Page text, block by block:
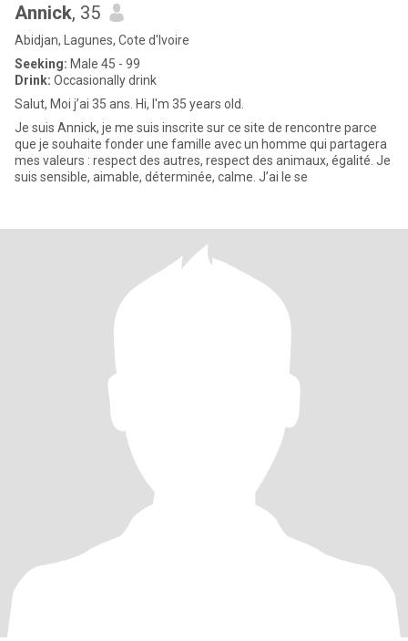
Annick, 35
Abidjan, Lagunes, Cote d'Ivoire
Seeking: Male 45 - 99
Drink: Occasionally drink
Salut, Moi j’ai 35 ans. Hi, I'm 35 years old.
Je suis Annick, je me suis inscrite sur ce site de rencontre parce
que je souhaite fonder une famille avec un homme qui partagera
mes valeurs : respect des autres, respect des animaux, égalité. Je
suis sensible, aimable, déterminée, calme. J’ai le se